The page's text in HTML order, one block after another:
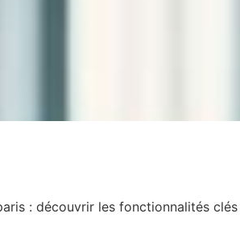
: découvrir les fonctionnalités